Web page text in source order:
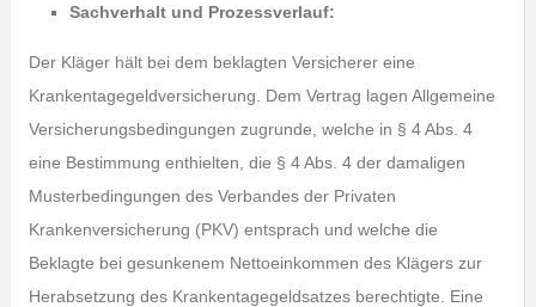
Sachverhalt und Prozessverlauf:
Der Kläger hält bei dem beklagten Versicherer eine
Krankentagegeldversicherung. Dem Vertrag lagen Allgemeine
Versicherungsbedingungen zugrunde, welche in § 4 Abs. 4
eine Bestimmung enthielten, die § 4 Abs. 4 der damaligen
Musterbedingungen des Verbandes der Privaten
Krankenversicherung (PKV) entsprach und welche die
Beklagte bei gesunkenem Nettoeinkommen des Klägers zur
Herabsetzung des Krankentagegeldsatzes berechtigte. Eine